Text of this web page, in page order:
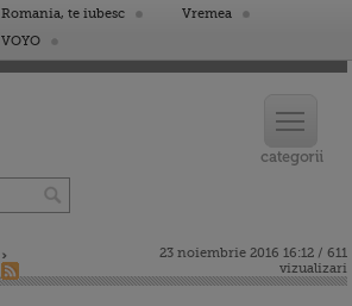
Romania, te iubesc
Vremea
VOYO
23 noiembrie 2016 16:12 / 611
vizualizari